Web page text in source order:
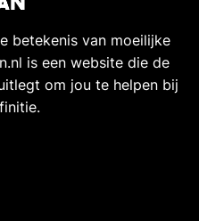
betekenis van moeilijke
is een website die de
om jou te helpen bij